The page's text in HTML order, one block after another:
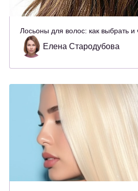
Лосьоны для волос: как выбрать
Елена Стародубова